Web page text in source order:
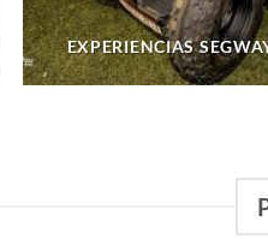
EXPERIENCIAS